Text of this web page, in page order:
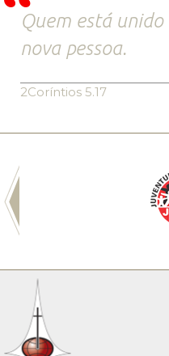
Quem está
nova pessoa.
2Coríntios 5.17